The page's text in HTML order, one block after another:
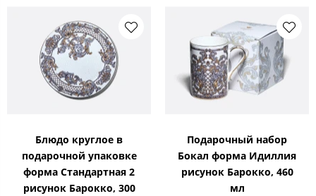
Блюдо круглое в
подарочной упаковке
форма Стандартная 2
рисунок Барокко, 300
Подарочный набор
Бокал форма Идиллия
рисунок Барокко, 460
мл